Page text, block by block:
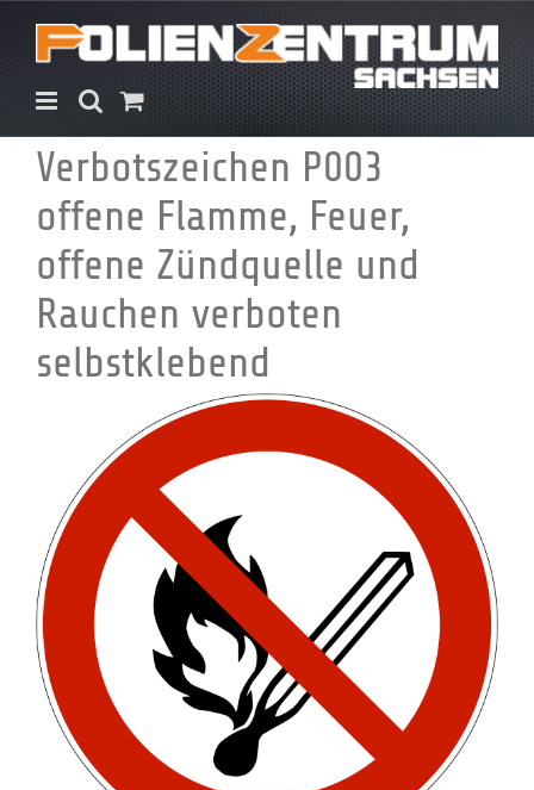
springen
Verbotszeichen P003
offene Flamme, Feuer,
offene Zündquelle und
Rauchen verboten
selbstklebend